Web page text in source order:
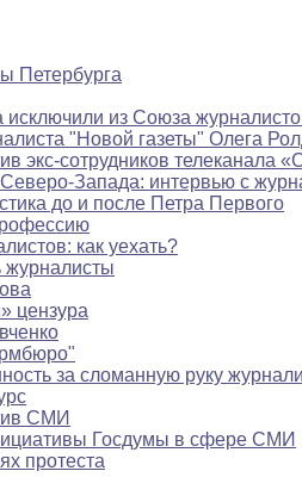
Петербурга
из Союза
"Новой газеты" Олега
экс-сотрудников телеканала
Запада: интервью с
до и после Петра Первого
как уехать?
журналисты
цензура
за сломанную руку
СМИ
Госдумы в сфере СМИ
протеста